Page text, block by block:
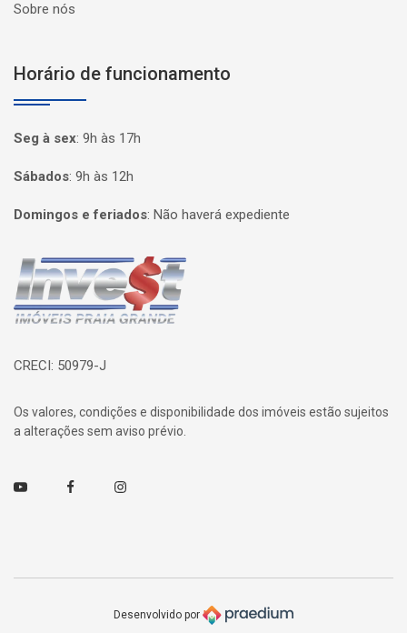
Sobre nós
Horário de funcionamento
Seg à sex: 9h às 17h
Sábados: 9h às 12h
Domingos e feriados: Não haverá expediente
Página inicial
CRECI: 50979-J
Os valores, condições e disponibilidade dos imóveis estão sujeitos
a alterações sem aviso prévio.
Youtube FacebookInstagram
Desenvolvido por